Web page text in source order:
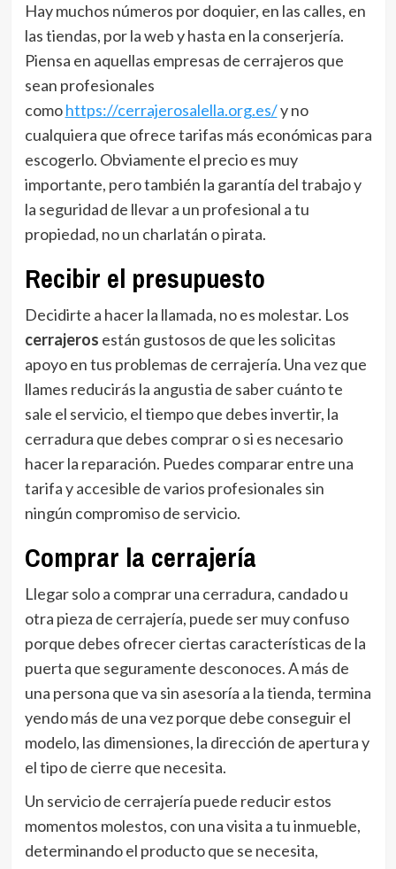
Hay muchos números por doquier, en las calles, en
las tiendas, por la web y hasta en la conserjería.
Piensa en aquellas empresas de cerrajeros que
sean profesionales
comohttps://cerrajerosalella.org.es/y no
cualquiera que ofrece tarifas más económicas para
escogerlo. Obviamente el precio es muy
importante, pero también la garantía del trabajo y
la seguridad de llevar a un profesional a tu
propiedad, no un charlatán o pirata.
Recibir el presupuesto
Decidirte a hacer la llamada, no es molestar. Los
cerrajeros están gustosos de que les solicitas
apoyo en tus problemas de cerrajería. Una vez que
llames reducirás la angustia de saber cuánto te
sale el servicio, el tiempo que debes invertir, la
cerradura que debes comprar o si es necesario
hacer la reparación. Puedes comparar entre una
tarifa y accesible de varios profesionales sin
ningún compromiso de servicio.
Comprar la cerrajería
Llegar solo a comprar una cerradura, candado u
otra pieza de cerrajería, puede ser muy confuso
porque debes ofrecer ciertas características de la
puerta que seguramente desconoces. A más de
una persona que va sin asesoría a la tienda, termina
yendo más de una vez porque debe conseguir el
modelo, las dimensiones, la dirección de apertura y
el tipo de cierre que necesita.
Un servicio de cerrajería puede reducir estos
momentos molestos, con una visita a tu inmueble,
determinando el producto que se necesita,